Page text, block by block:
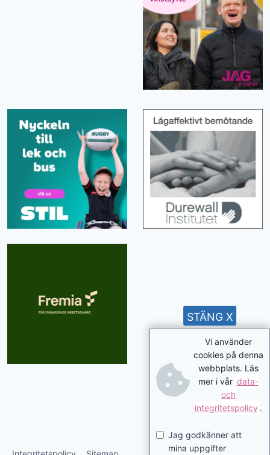
Vi använder
cookies på denna
webbplats. Läs
mer i vår data-
och
integritetspolicy .
Jag godkänner att
mina uppgifter
STÄNG X